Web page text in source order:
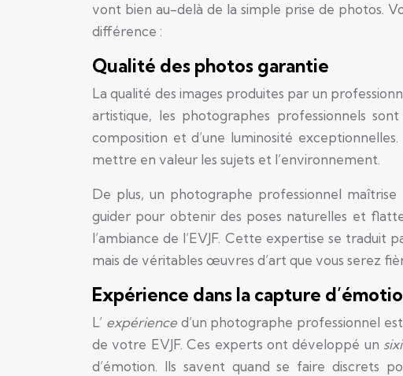
vont bien au-delà de la simple prise de photos.
différence :
Qualité des photos garantie
La qualité des images produites par un
artistique, les photographes professionnels
composition et d’une luminosité
mettre en valeur les sujets et l’environnement.
De plus, un photographe professionnel
guider pour obtenir des poses naturelles et
l’ambiance de l’EVJF. Cette expertise se traduit
mais de véritables œuvres d’art que vous serez
Expérience dans la capture
L’ expérience d’un photographe professionnel
de votre EVJF. Ces experts ont développé un
d’émotion. Ils savent quand se faire discrets